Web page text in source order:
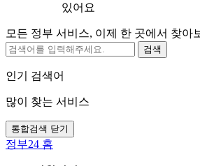
있어요
모든 정부 서비스, 이제 한 곳에서 찾아
검색
인기 검색어
많이 찾는 서비스
통합검색 닫기
정부24 홈